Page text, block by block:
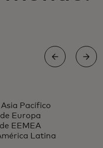
Pacífico
una pestaña nueva
Pacífico
Europa
EEMEA
Latina